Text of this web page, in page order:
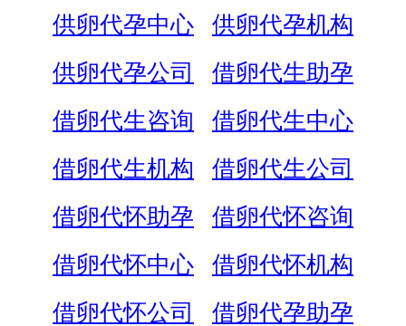
供卵代孕中心
供卵代孕机构
供卵代孕公司
借卵代生助孕
借卵代生咨询
借卵代生中心
借卵代生机构
借卵代生公司
借卵代怀助孕
借卵代怀咨询
借卵代怀中心
借卵代怀机构
借卵代怀公司
借卵代孕助孕